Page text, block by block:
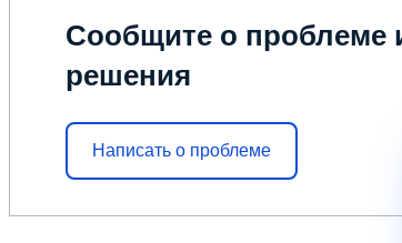
Сообщите о проблеме
решения
Написать о проблеме